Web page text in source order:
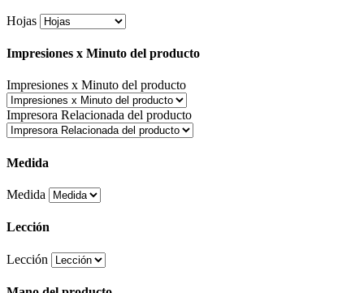
Hojas
Impresiones x Minuto del producto
Impresiones x Minuto del producto
Impresora Relacionada del producto
Medida
Medida
Lección
Lección